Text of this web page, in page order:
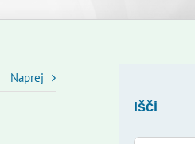
Naprej
Išči